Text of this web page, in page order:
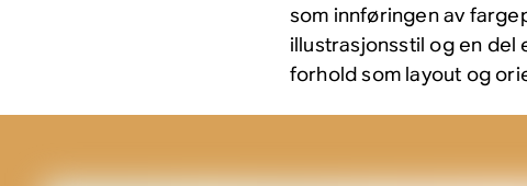
som innføringen av
illustrasjonsstil og en
forhold som layout og